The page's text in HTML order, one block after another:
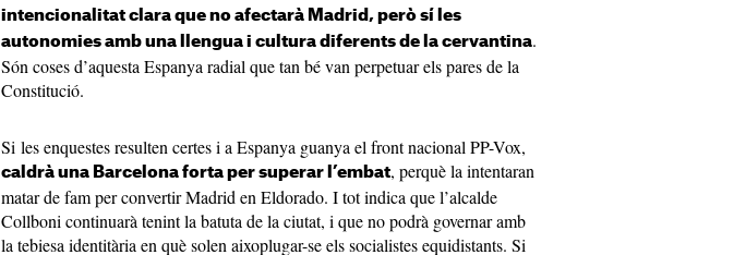
intencionalitat clara que no afectarà Madrid, però sí les
autonomies amb una llengua i cultura diferents de la cervantina.
Són coses d’aquesta Espanya radial que tan bé van perpetuar els pares de la
Constitució.
Si les enquestes resulten certes i a Espanya guanya el front nacional PP-Vox,
caldrà una Barcelona forta per superar l’embat, perquè la intentaran
matar de fam per convertir Madrid en Eldorado. I tot indica que l’alcalde
Collboni continuarà tenint la batuta de la ciutat, i que no podrà governar amb
la tebiesa identitària en què solen aixoplugar-se els socialistes equidistants. Si